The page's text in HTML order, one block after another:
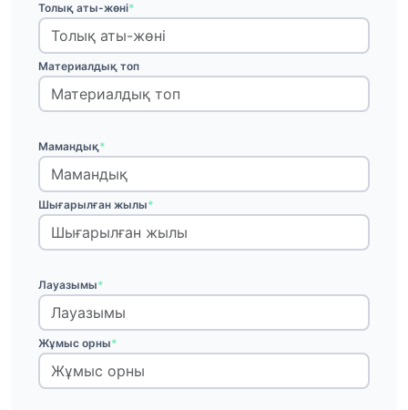
Толық аты-жөні*
Материалдық топ
Мамандық*
Шығарылған жылы*
Лауазымы*
Жұмыс орны*